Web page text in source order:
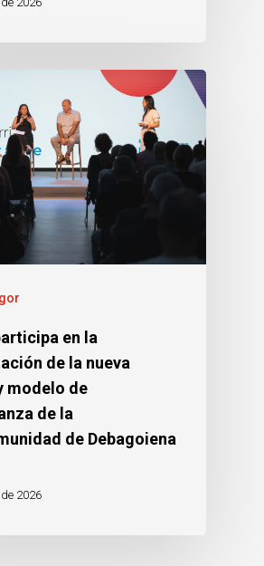
en la
de la nueva
modelo de
de la
de Debagoiena
2026